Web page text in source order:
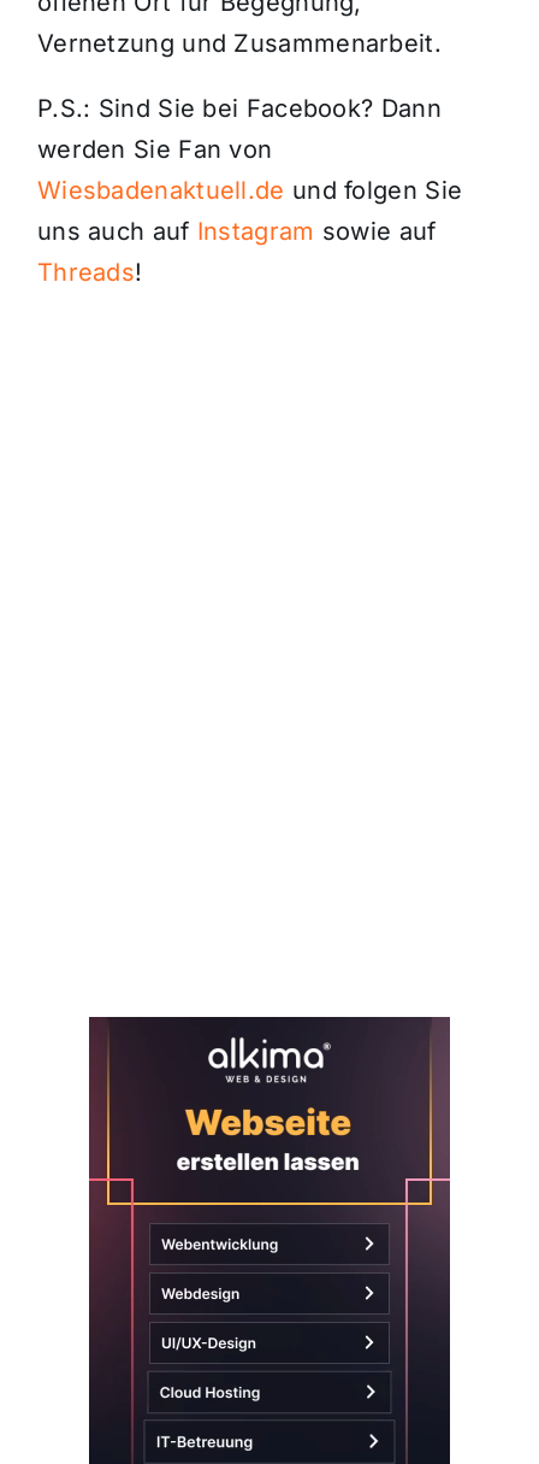
Vernetzung und Zusammenarbeit.
P.S.: Sind Sie bei Facebook? Dann
werden Sie Fan von
Wiesbadenaktuell.de und folgen Sie
uns auch auf Instagram sowie auf
Threads!